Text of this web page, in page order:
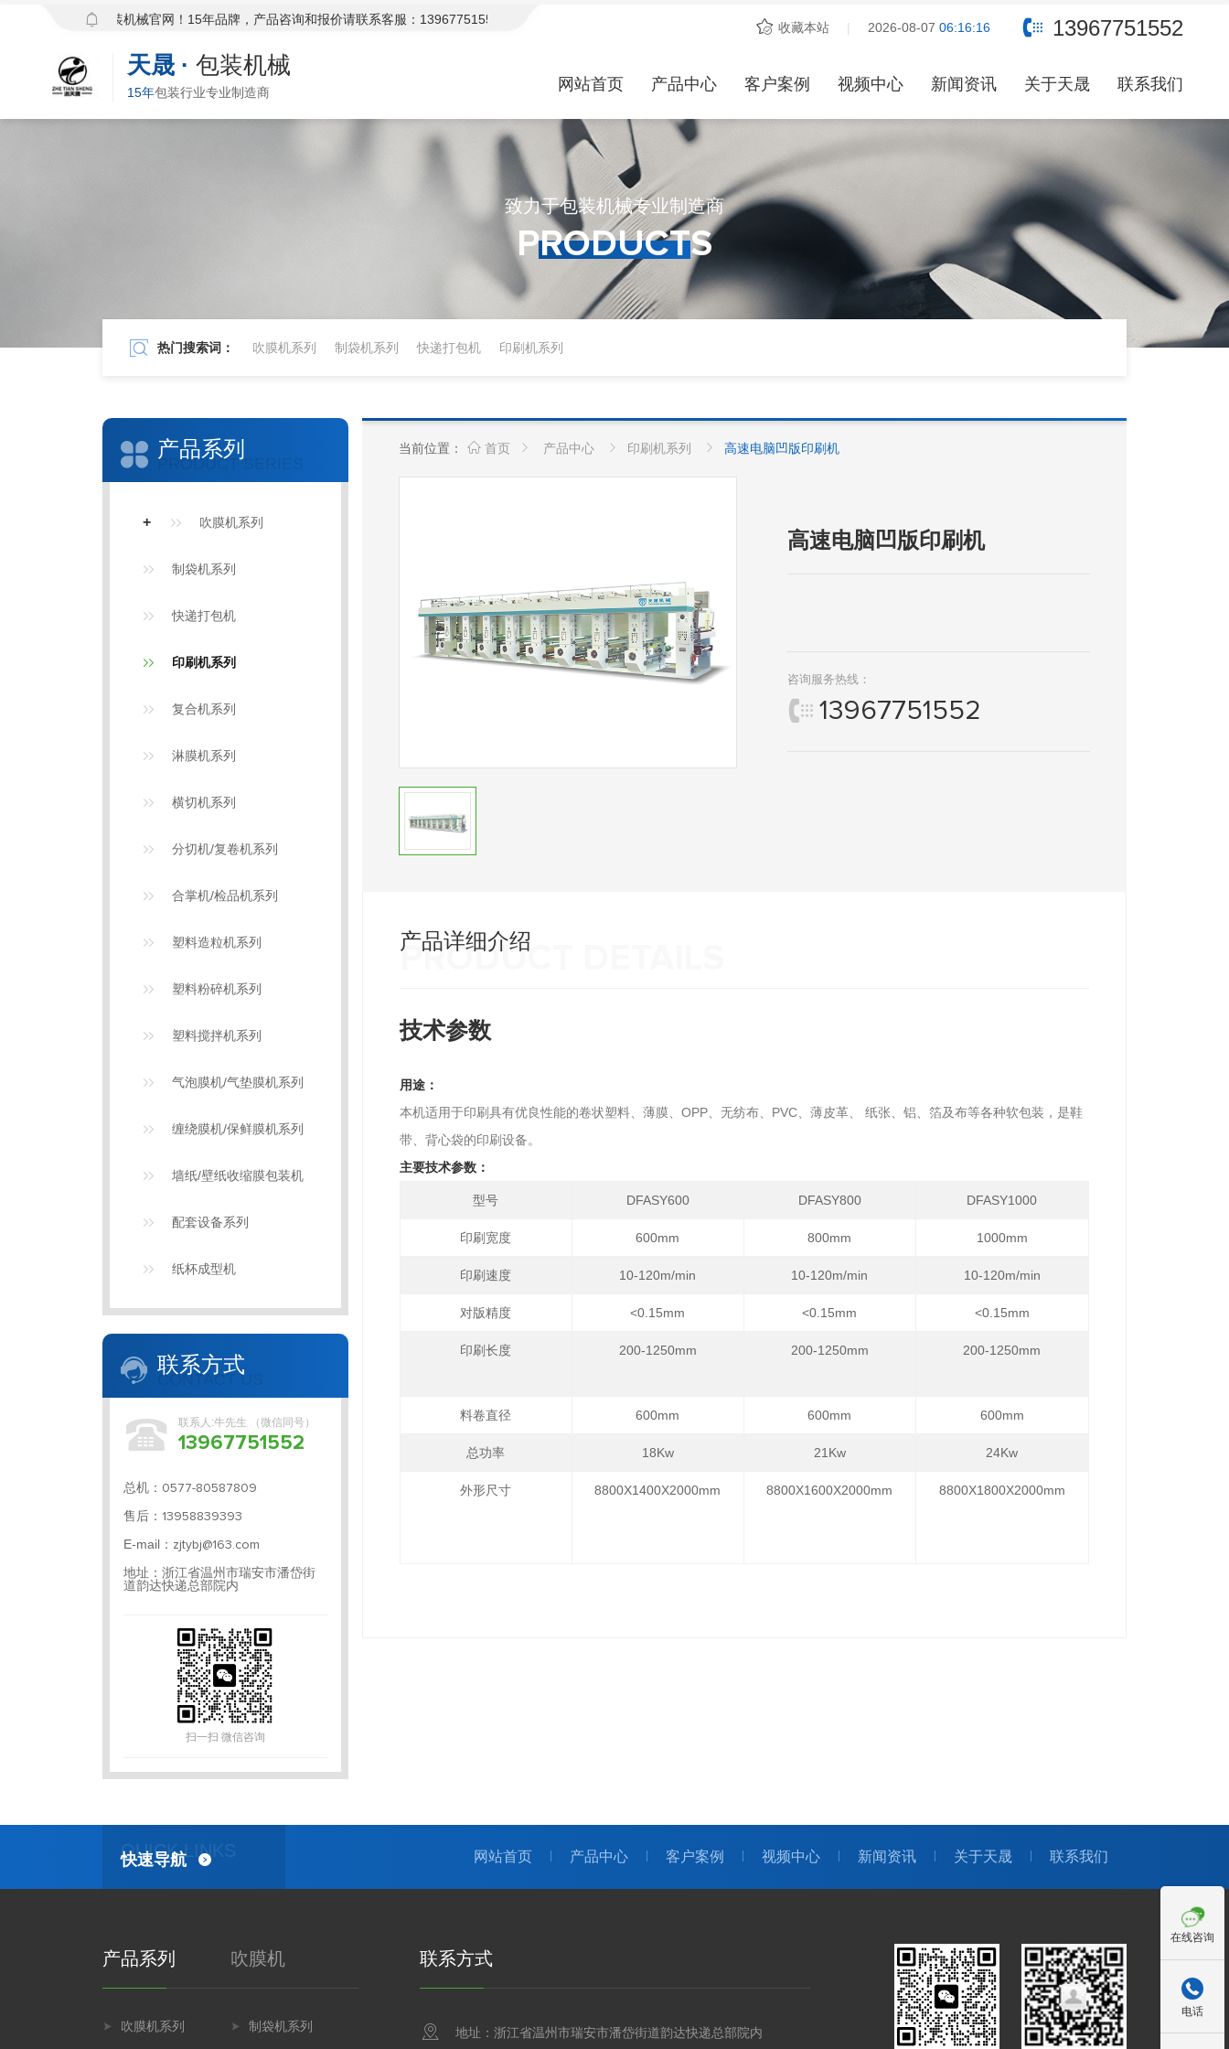
欢迎访问天晟包装机械官网！15年品牌，产品咨询和报价请联系客服：13967751552，期待与您合作！ 欢迎访问天晟包装机械官网！15年品牌，产品咨询和报价请联系客服：13967751552，期待与您合作！
收藏本站 | 2026-08-07 06:16:17 13967751552
天晟 · 包装机械
15年包装行业专业制造商 网站首页 产品中心 客户案例 视频中心 新闻资讯 关于天晟 联系我们
致力于包装机械专业制造商
PRODUCTS
Products
热门搜索词： 吹膜机系列 制袋机系列 快递打包机 印刷机系列
产品系列
PRODUCT SERIES
+ 吹膜机系列
制袋机系列
快递打包机
印刷机系列
复合机系列
淋膜机系列
横切机系列
分切机/复卷机系列
合掌机/检品机系列
塑料造粒机系列
塑料粉碎机系列
塑料搅拌机系列
气泡膜机/气垫膜机系列
缠绕膜机/保鲜膜机系列
墙纸/壁纸收缩膜包装机
配套设备系列
纸杯成型机
联系方式
CONTACT US
联系人:牛先生 （微信同号）
13967751552
总机： 0577-80587809
售后： 13958839393
E-mail： zjtybj@163.com
地址：浙江省温州市瑞安市潘岱街
道韵达快递总部院内
扫一扫 微信咨询
当前位置： 首页 产品中心 印刷机系列 高速电脑凹版印刷机
高速电脑凹版印刷机
咨询服务热线：
13967751552
产品详细介绍
PRODUCT DETAILS
技术参数
用途：
本机适用于印刷具有优良性能的卷状塑料、薄膜、OPP、无纺布、PVC、薄皮革、 纸张、铝、箔及布等各种软包装，是鞋
带、背心袋的印刷设备。
主要技术参数：
型号 DFASY600 DFASY800 DFASY1000
印刷宽度 600mm 800mm 1000mm
印刷速度 10-120m/min 10-120m/min 10-120m/min
对版精度 <0.15mm <0.15mm <0.15mm
印刷长度 200-1250mm 200-1250mm 200-1250mm
料卷直径 600mm 600mm 600mm
总功率 18Kw 21Kw 24Kw
外形尺寸 8800X1400X2000mm 8800X1600X2000mm 8800X1800X2000mm
QUICK LINKS
快速导航 网站首页 产品中心 客户案例 视频中心 新闻资讯 关于天晟 联系我们
产品系列 吹膜机
吹膜机系列 制袋机系列
联系方式
地址：浙江省温州市瑞安市潘岱街道韵达快递总部院内
在线咨询

电话